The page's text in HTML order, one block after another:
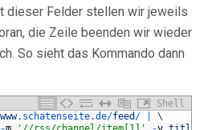
dieser Felder stellen wir jeweils
die Zeile beenden wir wieder
So sieht das Kommando dann
Shell
www.schatenseite.de/feed /
\